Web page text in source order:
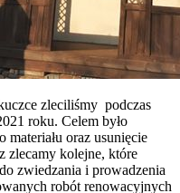
zleciliśmy podczas
roku. Celem było
oraz usunięcie
zlecamy kolejne, które
zwiedzania i prowadzenia
robót renowacyjnych